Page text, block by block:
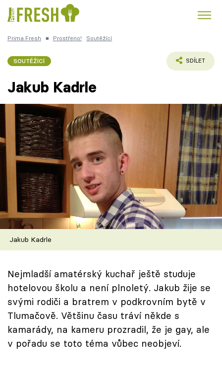
Česká kuchyně
Témata
Recepty
Články
TV Program
Škola vaření
Speciál: Cuketa
Těhotnej kuchař
Sledujte prima+
Prima Fresh ■ Prostřeno! Soutěžící
SOUTĚŽÍCÍ SDÍLET
Jakub Kadrle
Jakub Kadrle
Nejmladší amatérský kuchař ještě studuje
hotelovou školu a není plnoletý. Jakub žije se
svými rodiči a bratrem v podkrovním bytě v
Tlumačově. Většinu času tráví někde s
kamarády, na kameru prozradil, že je gay, ale
v pořadu se toto téma vůbec neobjeví.